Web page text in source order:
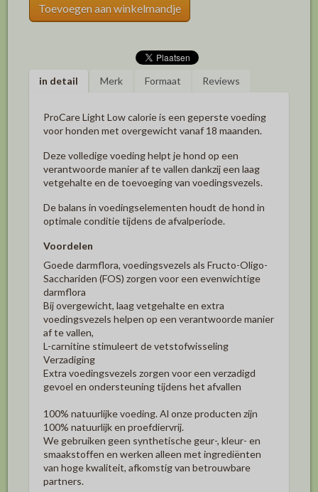
Toevoegen aan winkelmandje
in detail Merk Formaat Reviews
ProCare Light Low calorie is een geperste voeding
voor honden met overgewicht vanaf 18 maanden.
Deze volledige voeding helpt je hond op een
verantwoorde manier af te vallen dankzij een laag
vetgehalte en de toevoeging van voedingsvezels.
De balans in voedingselementen houdt de hond in
optimale conditie tijdens de afvalperiode.
Voordelen
Goede darmflora, voedingsvezels als Fructo-Oligo-
Sacchariden (FOS) zorgen voor een evenwichtige
darmflora
Bij overgewicht, laag vetgehalte en extra
voedingsvezels helpen op een verantwoorde manier
af te vallen,
L-carnitine stimuleert de vetstofwisseling
Verzadiging
Extra voedingsvezels zorgen voor een verzadigd
gevoel en ondersteuning tijdens het afvallen
100% natuurlijke voeding. Al onze producten zijn
100% natuurlijk en proefdiervrij.
We gebruiken geen synthetische geur-, kleur- en
smaakstoffen en werken alleen met ingrediënten
van hoge kwaliteit, afkomstig van betrouwbare
partners.